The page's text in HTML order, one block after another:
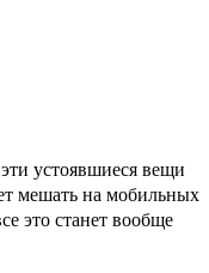
устоявшиеся вещи
мешать на мобильных
это станет вообще